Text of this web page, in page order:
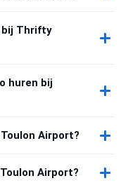
bij Thrifty
huren bij
Airport?
Airport?